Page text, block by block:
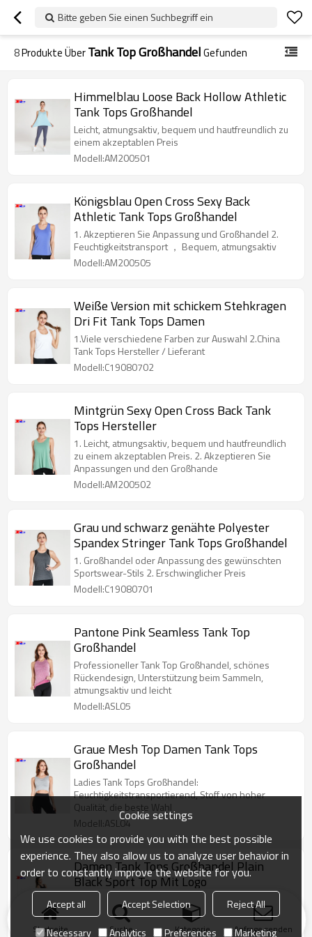
Bitte geben Sie einen Suchbegriff ein
8Produkte ÜberTank Top GroßhandelGefunden
Himmelblau Loose Back Hollow Athletic
Tank Tops Großhandel
Leicht, atmungsaktiv, bequem und hautfreundlich zu
einem akzeptablen Preis
Modell:AM200501
Königsblau Open Cross Sexy Back
Athletic Tank Tops Großhandel
1. Akzeptieren Sie Anpassung und Großhandel 2.
Feuchtigkeitstransport ， Bequem, atmungsaktiv
Modell:AM200505
Weiße Version mit schickem Stehkragen
Dri Fit Tank Tops Damen
1.Viele verschiedene Farben zur Auswahl 2.China
Tank Tops Hersteller / Lieferant
Modell:C19080702
Mintgrün Sexy Open Cross Back Tank
Tops Hersteller
1. Leicht, atmungsaktiv, bequem und hautfreundlich
zu einem akzeptablen Preis. 2. Akzeptieren Sie
Anpassungen und den Großhande
Modell:AM200502
Grau und schwarz genähte Polyester
Spandex Stringer Tank Tops Großhandel
1. Großhandel oder Anpassung des gewünschten
Sportswear-Stils 2. Erschwinglicher Preis
Modell:C19080701
Pantone Pink Seamless Tank Top
Großhandel
Professioneller Tank Top Großhandel, schönes
Rückendesign, Unterstützung beim Sammeln,
atmungsaktiv und leicht
Modell:ASL05
Graue Mesh Top Damen Tank Tops
Großhandel
Ladies Tank Tops Großhandel:
Feuchtigkeitstransportierend, Stoff von hoher
Qualität, die beste Wahl
Modell:ASL04
Damen Tank Tops Großhandel Plain
Black Sport Top Mit Logo
Ladies Tank Tops Großhandel, hochwertiger Stoff,
atmungsaktiv und feuchtigkeitsregulierend,
klassischer Stil
Startseite Suche Kategorie Anfrage senden
Cookie settings
We use cookies to provide you with the best possible
experience. They also allow us to analyze user behavior in
order to constantly improve the website for you.
Accept all Accept Selection
Reject All
Necessary
Analytics Preferences Marketing